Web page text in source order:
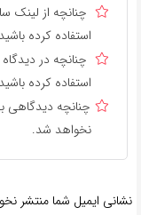
چنانچه از لینک
استفاده کرده
چنانچه در
استفاده کرده
چنانچه دیدگاهی
نخواهد شد.
نشانی ایمیل شما منتشر